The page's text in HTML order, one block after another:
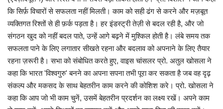
कि सिर्फ़ विचारों से सफलता नहीं मिलती। काम को सही ढंग से करने और मज़बूत
व्यक्तिगत रिश्तों से ही फ़र्क पड़ता है। हर इंडस्ट्री तेज़ी से बदल रही है, और जो
संगठन खुद को नहीं बदल पाते, उन्हें आगे बढ़ने में मुश्किल होती है। लंबे समय तक
सफलता पाने के लिए लगातार सीखते रहना और बदलाव को अपनाने के लिए तैयार
रहना ज़रूरी है। सभा को संबोधित करते हुए, वाइस चांसलर प्रो. अतुल खोसला ने
कहा कि भारत 'विश्वगुरु' बनने का अपना सपना तभी पूरा कर सकता है जब वह दृढ़
संकल्प और मकसद के साथ बेहतरीन काम करने की कोशिश करे। प्रो. खोसला ने
कहा कि आप जो भी काम चुनें, उसमें बेहतरीन प्रदर्शन का लक्ष्य रखें। अपने काम